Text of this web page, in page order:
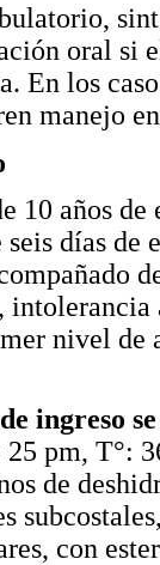
oral si
En los
manejo
10 años
días
nivel de
ingreso
pm, T°:
de
con